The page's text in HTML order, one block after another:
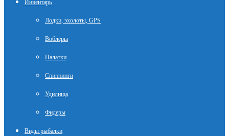
Инвентарь
Лодки, эхолоты, GPS
Воблеры
Палатки
Спиннинги
Удилища
Фидеры
Виды рыбалки